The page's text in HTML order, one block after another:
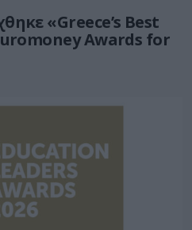
«Greece’s Best
Awards for